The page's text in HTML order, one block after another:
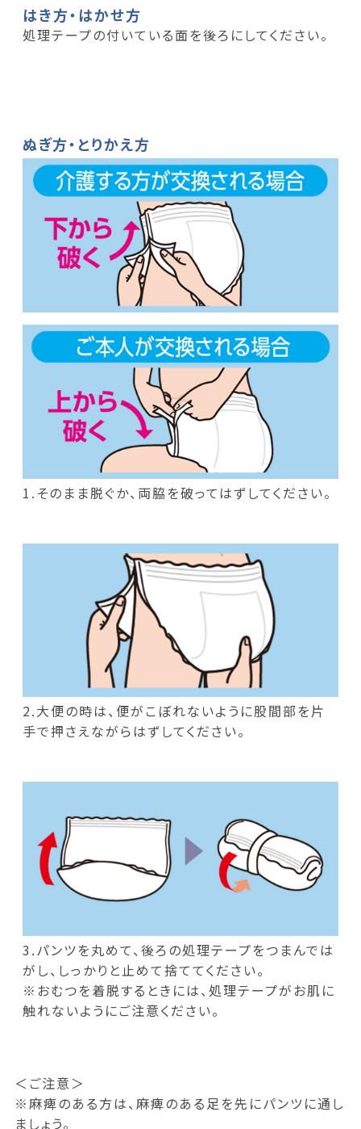
はき方・はかせ方
処理テープの付いている面を後ろにしてください。
ぬぎ方・とりかえ方
1.そのまま脱ぐか、両脇を破ってはずしてください。
2.大便の時は、便がこぼれないように股間部を片
手で押さえながらはずしてください。
3.パンツを丸めて、後ろの処理テープをつまんでは
がし、しっかりと止めて捨ててください。
※おむつを着脱するときには、処理テープがお肌に
触れないようにご注意ください。
＜ご注意＞
※麻痺のある方は、麻痺のある足を先にパンツに通し
ましょう。